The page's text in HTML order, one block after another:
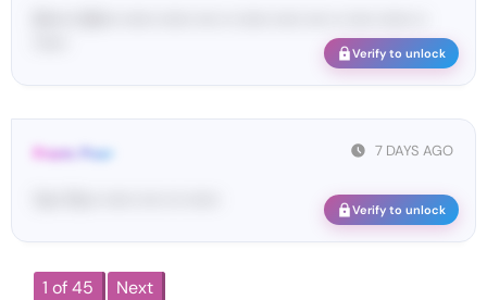
Verify to unlock
7 DAYS AGO
From: Pos•
Verify to unlock
1 of 45
Next